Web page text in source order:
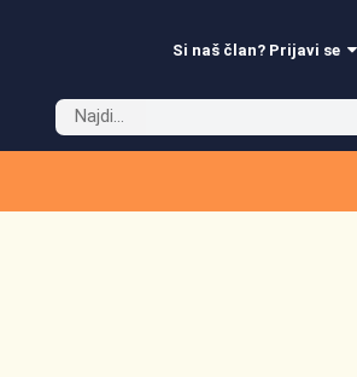
Si naš član? Prijavi se